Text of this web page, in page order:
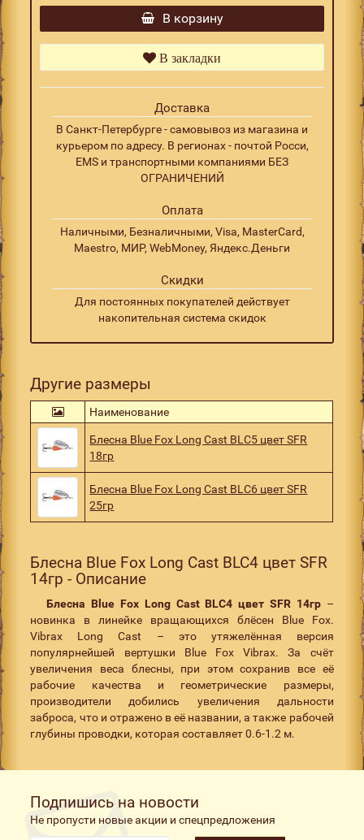
В корзину
В закладки
Доставка
В Санкт-Петербурге - самовывоз из магазина и
курьером по адресу. В регионах - почтой Росси,
EMS и транспортными компаниями БЕЗ
ОГРАНИЧЕНИЙ
Оплата
Наличными, Безналичными, Visa, MasterCard,
Maestro, МИР, WebMoney, Яндекс.Деньги
Скидки
Для постоянных покупателей действует
накопительная система скидок
Другие размеры
Наименование
Блесна Blue Fox Long Cast BLC5 цвет SFR
18гр
Блесна Blue Fox Long Cast BLC6 цвет SFR
25гр
Блесна Blue Fox Long Cast BLC4 цвет SFR
14гр - Описание
Блесна Blue Fox Long Cast BLC4 цвет SFR 14гр–
новинка в линейке вращающихся блёсен Blue Fox.
Vibrax Long Cast – это утяжелённая версия
популярнейшей вертушки Blue Fox Vibrax. За счёт
увеличения веса блесны, при этом сохранив все её
рабочие качества и геометрические размеры,
производители добились увеличения дальности
заброса, что и отражено в её названии, а также рабочей
глубины проводки, которая составляет 0.6-1.2 м.
Подпишись на новости
Не пропусти новые акции и спецпредложения